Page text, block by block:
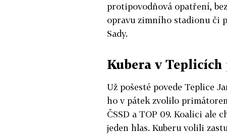
protipovodňová opatření,
opravu zimního stadionu či
Sady.
Kubera v Teplicích
Už pošesté povede Teplice
ho v pátek zvolilo
ČSSD a TOP 09. Koalici ale
jeden hlas. Kuberu volili